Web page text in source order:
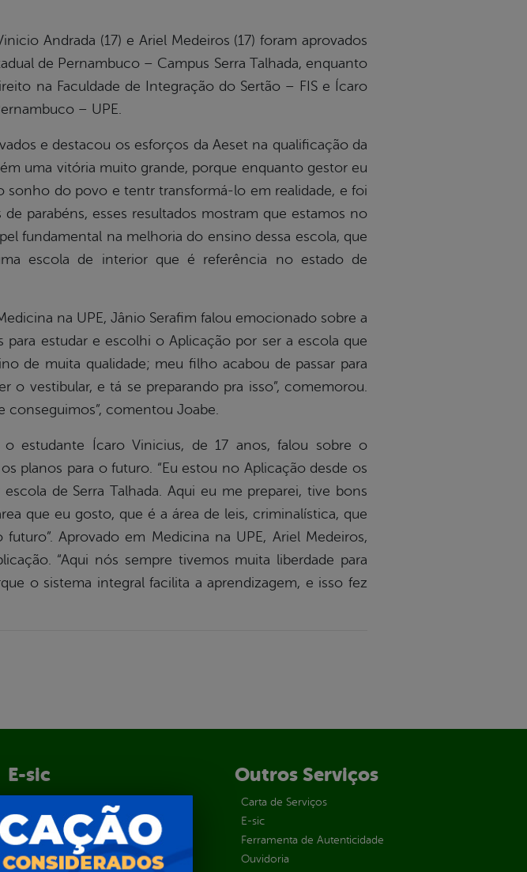
Andrada (17) e Ariel Medeiros (17) foram aprovados
de Pernambuco – Campus Serra Talhada, enquanto
na Faculdade de Integração do Sertão – FIS e Ícaro
– UPE.
e destacou os esforços da Aeset na qualificação da
uma vitória muito grande, porque enquanto gestor eu
do povo e tentr transformá-lo em realidade, e foi
parabéns, esses resultados mostram que estamos no
fundamental na melhoria do ensino dessa escola, que
escola de interior que é referência no estado de
na UPE, Jânio Serafim falou emocionado sobre a
estudar e escolhi o Aplicação por ser a escola que
de muita qualidade; meu filho acabou de passar para
vestibular, e tá se preparando pra isso”, comemorou.
conseguimos”, comentou Joabe.
estudante Ícaro Vinicius, de 17 anos, falou sobre o
planos para o futuro. “Eu estou no Aplicação desde os
de Serra Talhada. Aqui eu me preparei, tive bons
que eu gosto, que é a área de leis, criminalística, que
Aprovado em Medicina na UPE, Ariel Medeiros,
“Aqui nós sempre tivemos muita liberdade para
o sistema integral facilita a aprendizagem, e isso fez
E-sic
Consulte sua Solicitação
Decretos
Estatísticas
Outros Serviços
Carta de Serviços
E-sic
Ferramenta de Autenticidade
Ouvidoria